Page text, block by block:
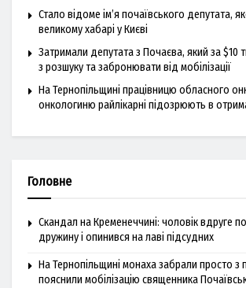
Стало відоме ім’я почаївського депутата,
великому хабарі у Києві
Затримали депутата з Почаєва, який за $10
з розшуку та забронювати від мобілізації
На Тернопільщині працівницю обласного
онкологиню райлікарні підозрюють в
Головне
Скандал на Кременеччині: чоловік вдруге
дружину і опинився на лаві підсудних
На Тернопільщині монаха забрали просто з
пояснили мобілізацію священника